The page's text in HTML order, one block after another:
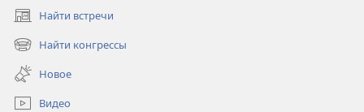
Найти встречи
(открывается
в
новом
окне)
Найти конгрессы
(открывается
новом
окне)
Новое
Видео